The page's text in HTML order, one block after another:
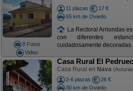
8 Fotos
Video
11 plazas
17 €
65 km de Oviedo
La Rectoral Arriondas
con diferentes
cuidadosamente
Casa Rural El
Casa Rural en Nava
2-6 plazas
26 €
30 km de Oviedo